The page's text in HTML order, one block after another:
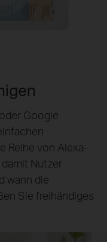
Google
Reihe von Alexa-
Nutzer
wann die
Sie freihändiges